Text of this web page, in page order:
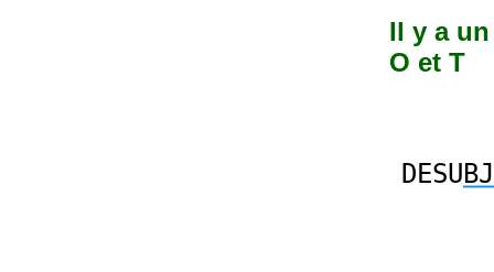
Il y a
O et T
DESUBJ